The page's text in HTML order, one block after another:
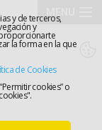
y de terceros,
y
la forma en la que
de Cookies
cookies” o
El
Colegio